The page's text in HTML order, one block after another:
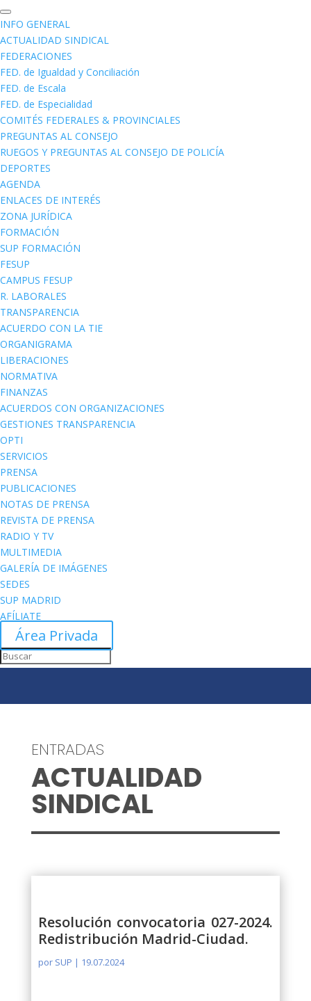
INFO GENERAL
ACTUALIDAD SINDICAL
FEDERACIONES
FED. de Igualdad y Conciliación
FED. de Escala
FED. de Especialidad
COMITÉS FEDERALES & PROVINCIALES
PREGUNTAS AL CONSEJO
RUEGOS Y PREGUNTAS AL CONSEJO DE POLICÍA
DEPORTES
AGENDA
ENLACES DE INTERÉS
ZONA JURÍDICA
FORMACIÓN
SUP FORMACIÓN
FESUP
CAMPUS FESUP
R. LABORALES
TRANSPARENCIA
ACUERDO CON LA TIE
ORGANIGRAMA
LIBERACIONES
NORMATIVA
FINANZAS
ACUERDOS CON ORGANIZACIONES
GESTIONES TRANSPARENCIA
OPTI
SERVICIOS
PRENSA
PUBLICACIONES
NOTAS DE PRENSA
REVISTA DE PRENSA
RADIO Y TV
MULTIMEDIA
GALERÍA DE IMÁGENES
SEDES
SUP MADRID
AFÍLIATE
Área Privada
ENTRADAS
ACTUALIDAD
SINDICAL
Resolución convocatoria 027-2024.
Redistribución Madrid-Ciudad.
por SUP | 19.07.2024